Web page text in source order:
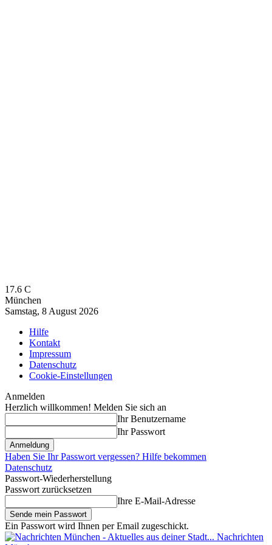
17.6 C
München
Samstag, 8 August 2026
Hilfe
Kontakt
Impressum
Datenschutz
Cookie-Einstellungen
Anmelden
Herzlich willkommen! Melden Sie sich an
Ihr Benutzername
Ihr Passwort
Haben Sie Ihr Passwort vergessen? Hilfe bekommen
Datenschutz
Passwort-Wiederherstellung
Passwort zurücksetzen
Ihre E-Mail-Adresse
Ein Passwort wird Ihnen per Email zugeschickt.
Nachrichten